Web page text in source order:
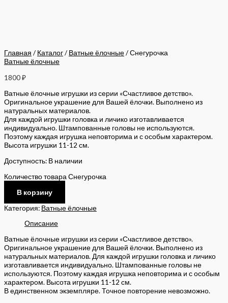
Главная / Каталог/ Ватные ёлочные/ Снегурочка
Ватные ёлочные
1800₽
Ватные ёлочные игрушки из серии «Счастливое детство».
Оригинальное украшение для Вашей ёлочки. Выполнено из
натуральных материалов.
Для каждой игрушки головка и личико изготавливается
индивидуально. Штампованные головы не используются.
Поэтому каждая игрушка неповторима и с особым характером.
Высота игрушки 11-12 см.
Доступность: В наличии
Количество товара Снегурочка
В корзину
Категория: Ватные ёлочные
Описание
Ватные ёлочные игрушки из серии «Счастливое детство».
Оригинальное украшение для Вашей ёлочки. Выполнено из
натуральных материалов. Для каждой игрушки головка и личико
изготавливается индивидуально. Штампованные головы не
используются. Поэтому каждая игрушка неповторима и с особым
характером. Высота игрушки 11-12 см.
В единственном экземпляре. Точное повторение невозможно.